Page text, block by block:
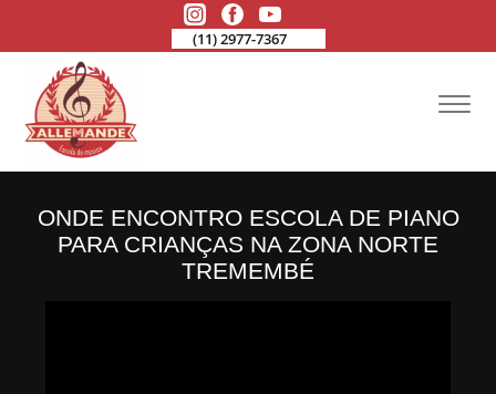
(11) 2977-7367
ONDE ENCONTRO ESCOLA DE PIANO
PARA CRIANÇAS NA ZONA NORTE
TREMEMBÉ